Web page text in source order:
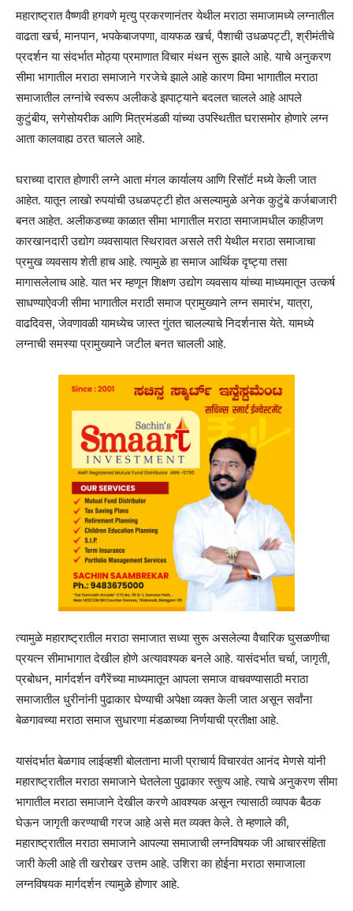
महाराष्ट्रात वैष्णवी हगवणे मृत्यु प्रकरणानंतर येथील मराठा समाजामध्ये लग्नातील
वाढता खर्च, मानपान, भपकेबाजपणा, वायफळ खर्च, पैशाची उधळपट्टी, श्रीमंतीचे
प्रदर्शन या संदर्भात मोठ्या प्रमाणात विचार मंथन सुरू झाले आहे. याचे अनुकरण
सीमा भागातील मराठा समाजाने गरजेचे झाले आहे कारण विमा भागातील मराठा
समाजातील लग्नांचे स्वरूप अलीकडे झपाट्याने बदलत चालले आहे आपले
कुटुंबीय, सगेसोयरीक आणि मित्रमंडळी यांच्या उपस्थितीत घरासमोर होणारे लग्न
आता कालवाह्य ठरत चालले आहे.
घराच्या दारात होणारी लग्ने आता मंगल कार्यालय आणि रिसॉर्ट मध्ये केली जात
आहेत. यातून लाखो रुपयांची उधळपट्टी होत असल्यामुळे अनेक कुटुंबे कर्जबाजारी
बनत आहेत. अलीकडच्या काळात सीमा भागातील मराठा समाजामधील काहीजण
कारखानदारी उद्योग व्यवसायात स्थिरावत असले तरी येथील मराठा समाजाचा
प्रमुख व्यवसाय शेती हाच आहे. त्यामुळे हा समाज आर्थिक दृष्ट्या तसा
मागासलेलाच आहे. यात भर म्हणून शिक्षण उद्योग व्यवसाय यांच्या माध्यमातून उत्कर्ष
साधण्याऐवजी सीमा भागातील मराठी समाज प्रामुख्याने लग्न समारंभ, यात्रा,
वाढदिवस, जेवणावळी यामध्येच जास्त गुंतत चालल्याचे निदर्शनास येते. यामध्ये
लग्नाची समस्या प्रामुख्याने जटील बनत चालली आहे.
त्यामुळे महाराष्ट्रातील मराठा समाजात सध्या सुरू असलेल्या वैचारिक घुसळणीचा
प्रयत्न सीमाभागात देखील होणे अत्यावश्यक बनले आहे. यासंदर्भात चर्चा, जागृती,
प्रबोधन, मार्गदर्शन वगैरेंच्या माध्यमातून आपला समाज वाचवण्यासाठी मराठा
समाजातील धुरीनांनी पुढाकार घेण्याची अपेक्षा व्यक्त केली जात असून सर्वांना
बेळगावच्या मराठा समाज सुधारणा मंडळाच्या निर्णयाची प्रतीक्षा आहे.
यासंदर्भात बेळगाव लाईव्हशी बोलताना माजी प्राचार्य विचारवंत आनंद मेणसे यांनी
महाराष्ट्रातील मराठा समाजाने घेतलेला पुढाकार स्तुत्य आहे. त्याचे अनुकरण सीमा
भागातील मराठा समाजाने देखील करणे आवश्यक असून त्यासाठी व्यापक बैठक
घेऊन जागृती करण्याची गरज आहे असे मत व्यक्त केले. ते म्हणाले की,
महाराष्ट्रातील मराठा समाजाने आपल्या समाजाची लग्नविषयक जी आचारसंहिता
जारी केली आहे ती खरोखर उत्तम आहे. उशिरा का होईना मराठा समाजाला
लग्नविषयक मार्गदर्शन त्यामुळे होणार आहे.